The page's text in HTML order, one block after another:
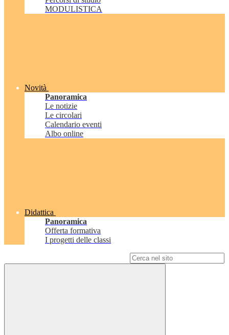
MODULISTICA
Novità
Panoramica
Le notizie
Le circolari
Calendario eventi
Albo online
Didattica
Panoramica
Offerta formativa
I progetti delle classi